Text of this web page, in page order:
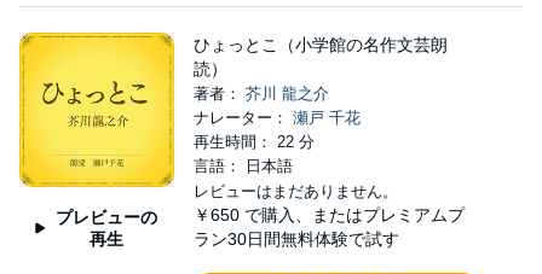
プレビューの
再生
ひょっとこ（小学館の名作文芸朗
読）
著者： 芥川 龍之介
ナレーター： 瀬戸 千花
再生時間： 22 分
言語： 日本語
レビューはまだありません。
￥650 で購入、またはプレミアムプ
ラン30日間無料体験で試す